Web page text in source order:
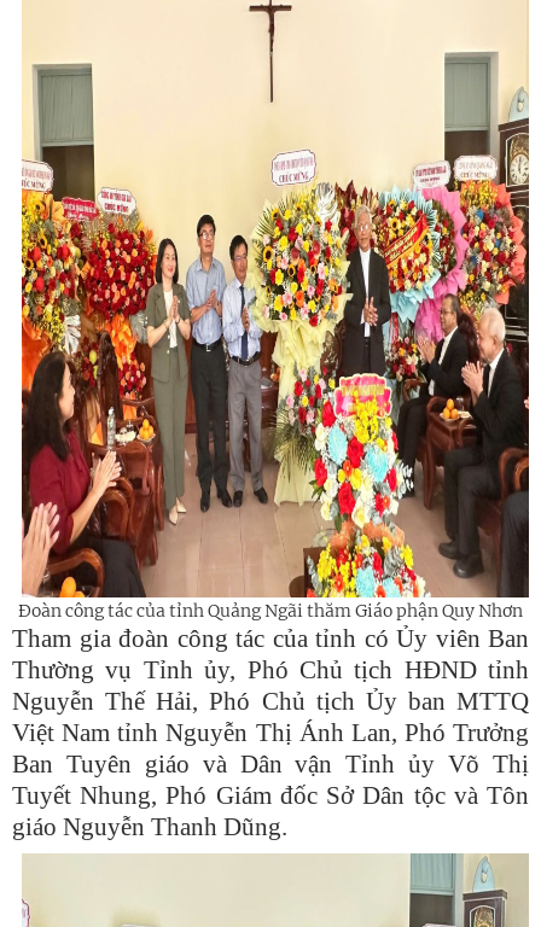
Đoàn công tác của tỉnh Quảng Ngãi thăm Giáo phận Quy Nhơn
Tham gia đoàn công tác của tỉnh có Ủy viên Ban
Thường vụ Tỉnh ủy, Phó Chủ tịch HĐND tỉnh
Nguyễn Thế Hải, Phó Chủ tịch Ủy ban MTTQ
Việt Nam tỉnh Nguyễn Thị Ánh Lan, Phó Trưởng
Ban Tuyên giáo và Dân vận Tỉnh ủy Võ Thị
Tuyết Nhung, Phó Giám đốc Sở Dân tộc và Tôn
giáo Nguyễn Thanh Dũng.